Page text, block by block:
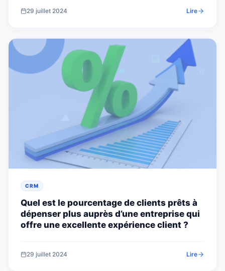
29 juillet 2024 Lire
CRM
Quel est le pourcentage de clients prêts à
dépenser plus auprès d’une entreprise qui
offre une excellente expérience client ?
29 juillet 2024 Lire